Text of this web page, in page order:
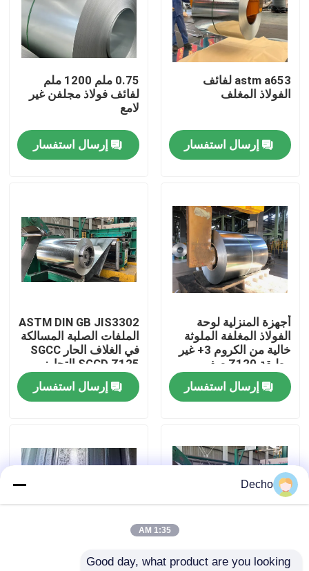
المنتجات
حولنا
مراقبة الجودة
اتصل بنا
القضايا
لفائف الصلب المطلي بالألوان
astm a653 لفائف
الفولاذ المغلف
إرسال استفسار
0.75 ملم 1200 ملم
لفائف فولاذ مجلفن غير
لامع
إرسال استفسار
أجهزة المنزلية لوحة
الفولاذ المغلفة الملوثة
خالية من الكروم 3+ غير
مطبقة Z120 صفر
سبانجل Hot Dip Steel
GI
إرسال استفسار
ASTM DIN GB JIS3302
الملفات الصلبة المسالكة
في الغلاف الحار SGCC
SGCD Z125 التجاوز
إرسال استفسار
SPCC/A653 Z80 Z180
Z90 GI Purlin C-Profile
Decho
1:35 AM
Good day, what product are you looking